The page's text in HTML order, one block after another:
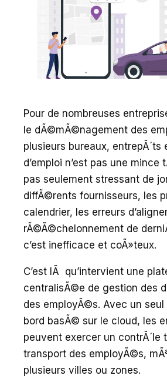
Pour de nombreuses
le dÃ©mÃ©nagement des
plusieurs bureaux, entrepÃ´ts
d’emploi n’est pas une mince
pas seulement stressant de
diffÃ©rents fournisseurs, les
calendrier, les erreurs
rÃ©Ã©chelonnement de
c’est inefficace et coÃ»teux.
C’est lÃ qu’intervient une
centralisÃ©e de gestion des
des employÃ©s. Avec un seul
bord basÃ© sur le cloud, les
peuvent exercer un contrÃ´le
transport des employÃ©s,
plusieurs villes ou zones.